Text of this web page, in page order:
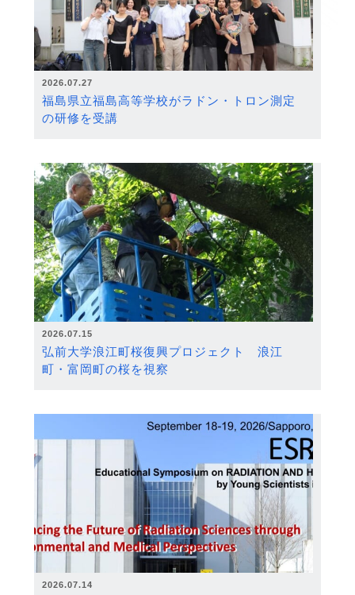
2026.07.27
福島県立福島高等学校がラドン・トロン測定
の研修を受講
2026.07.15
弘前大学浪江町桜復興プロジェクト 浪江
町・富岡町の桜を視察
2026.07.14